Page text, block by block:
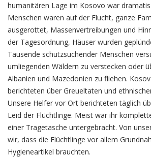
humanitären Lage im Kosovo war
Menschen waren auf der Flucht, ganze
ausgerottet, Massenvertreibungen und
der Tagesordnung, Häuser wurden
Tausende schutzsuchender Menschen
umliegenden Wäldern zu verstecken oder
Albanien und Mazedonien zu fliehen.
berichteten über Greueltaten und
Unsere Helfer vor Ort berichteten täglich
Leid der Flüchtlinge. Meist war ihr
einer Tragetasche untergebracht. Von
wir, dass die Flüchtlinge vor allem
Hygieneartikel brauchten.